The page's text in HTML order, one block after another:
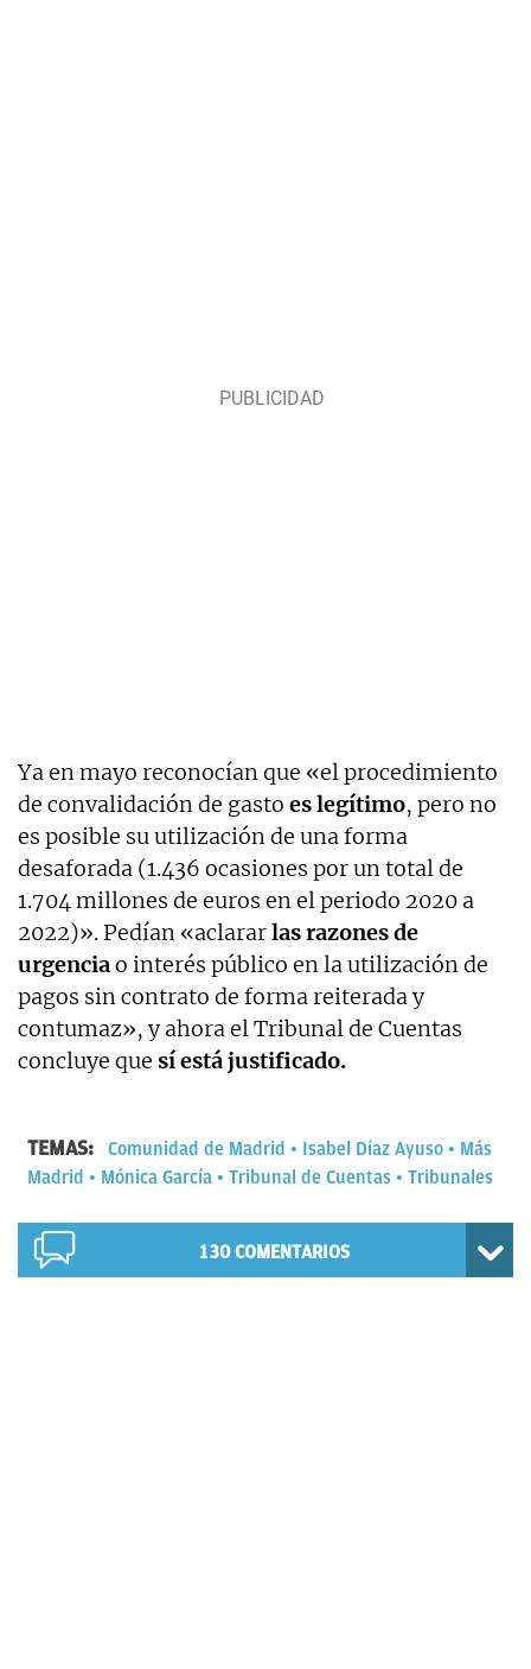
Ya en mayo reconocían que «el procedimiento
de convalidación de gasto es legítimo, pero no
es posible su utilización de una forma
desaforada (1.436 ocasiones por un total de
1.704 millones de euros en el periodo 2020 a
2022)». Pedían «aclararlas razones de
urgenciao interés público en la utilización de
pagos sin contrato de forma reiterada y
contumaz», y ahora el Tribunal de Cuentas
concluye que sí está justificado.
TEMAS: Comunidad de Madrid Isabel Díaz Ayuso
Más
Madrid
Mónica García Tribunal de Cuentas Tribunales
130COMENTARIOS